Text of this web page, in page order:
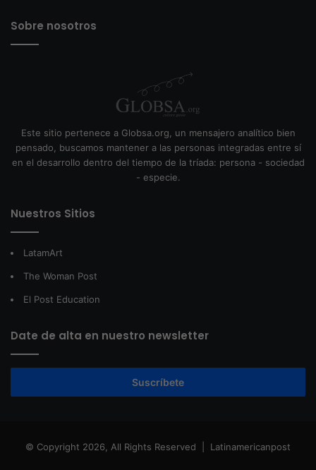
Sobre nosotros
Este sitio pertenece a Globsa.org, un mensajero analítico bien
pensado, buscamos mantener a las personas integradas entre sí
en el desarrollo dentro del tiempo de la tríada: persona - sociedad
- especie.
Nuestros Sitios
LatamArt
The Woman Post
El Post Education
Date de alta en nuestro newsletter
Suscríbete
© Copyright 2026, All Rights Reserved | Latinamericanpost